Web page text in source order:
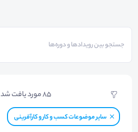
85مورد یافت شد
سایر موضوعات کسب و کار و کارآفرینی